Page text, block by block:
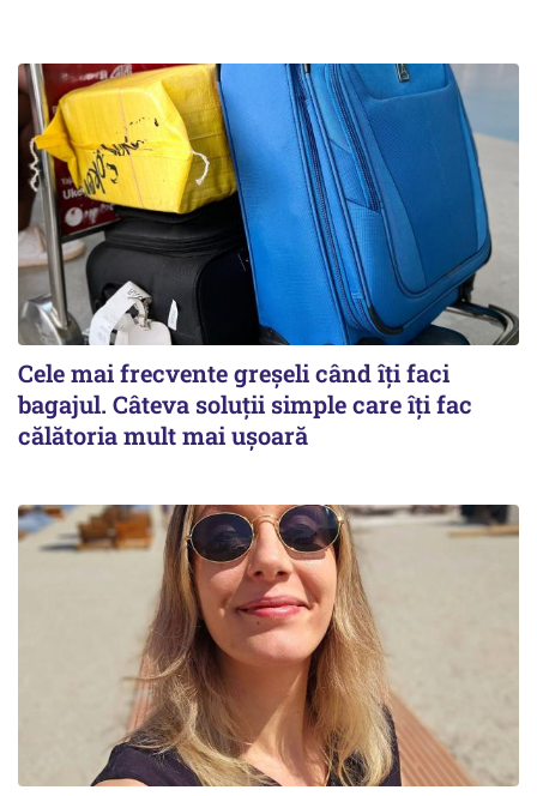
Cele mai frecvente greșeli când îți faci
bagajul. Câteva soluții simple care îți fac
călătoria mult mai ușoară